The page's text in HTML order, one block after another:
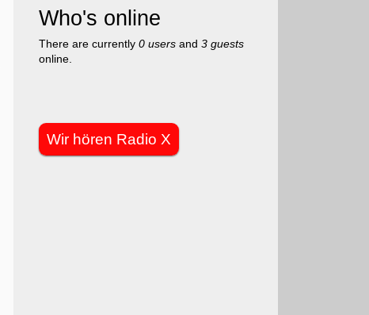
Who's online
There are currently 0 usersand 3 guests
online.
Wir hören Radio X